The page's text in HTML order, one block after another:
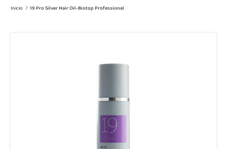
Inicio 19 Pro Silver Hair Oil-Biotop Professional